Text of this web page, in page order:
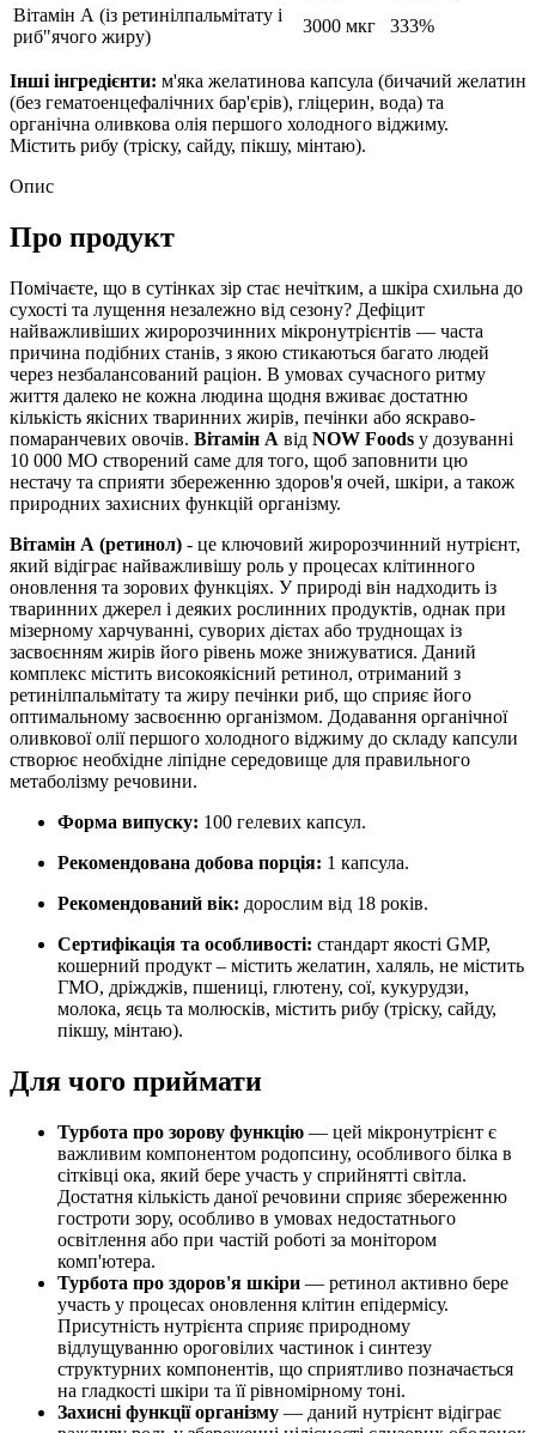
Вітамін А (із ретинілпальмітату і
риб"ячого жиру)
3000 мкг 333%
Інші інгредієнти: м'яка желатинова капсула (бичачий желатин
(без гематоенцефалічних бар'єрів), гліцерин, вода) та
органічна оливкова олія першого холодного віджиму.
Містить рибу (тріску, сайду, пікшу, мінтаю).
Опис
Про продукт
Помічаєте, що в сутінках зір стає нечітким, а шкіра схильна до
сухості та лущення незалежно від сезону? Дефіцит
найважливіших жиророзчинних мікронутрієнтів — часта
причина подібних станів, з якою стикаються багато людей
через незбалансований раціон. В умовах сучасного ритму
життя далеко не кожна людина щодня вживає достатню
кількість якісних тваринних жирів, печінки або яскраво-
помаранчевих овочів. Вітамін А від NOW Foods у дозуванні
10 000 МО створений саме для того, щоб заповнити цю
нестачу та сприяти збереженню здоров'я очей, шкіри, а також
природних захисних функцій організму.
Вітамін А (ретинол) - це ключовий жиророзчинний нутрієнт,
який відіграє найважливішу роль у процесах клітинного
оновлення та зорових функціях. У природі він надходить із
тваринних джерел і деяких рослинних продуктів, однак при
мізерному харчуванні, суворих дієтах або труднощах із
засвоєнням жирів його рівень може знижуватися. Даний
комплекс містить високоякісний ретинол, отриманий з
ретинілпальмітату та жиру печінки риб, що сприяє його
оптимальному засвоєнню організмом. Додавання органічної
оливкової олії першого холодного віджиму до складу капсули
створює необхідне ліпідне середовище для правильного
метаболізму речовини.
Форма випуску: 100 гелевих капсул.
Рекомендована добова порція: 1 капсула.
Рекомендований вік: дорослим від 18 років.
Сертифікація та особливості: стандарт якості GMP,
кошерний продукт – містить желатин, халяль, не містить
ГМО, дріжджів, пшениці, глютену, сої, кукурудзи,
молока, яєць та молюсків, містить рибу (тріску, сайду,
пікшу, мінтаю).
Для чого приймати
Турбота про зорову функцію — цей мікронутрієнт є
важливим компонентом родопсину, особливого білка в
сітківці ока, який бере участь у сприйнятті світла.
Достатня кількість даної речовини сприяє збереженню
гостроти зору, особливо в умовах недостатнього
освітлення або при частій роботі за монітором
комп'ютера.
Турбота про здоров'я шкіри — ретинол активно бере
участь у процесах оновлення клітин епідермісу.
Присутність нутрієнта сприяє природному
відлущуванню ороговілих частинок і синтезу
структурних компонентів, що сприятливо позначається
на гладкості шкіри та її рівномірному тоні.
Захисні функції організму — даний нутрієнт відіграє